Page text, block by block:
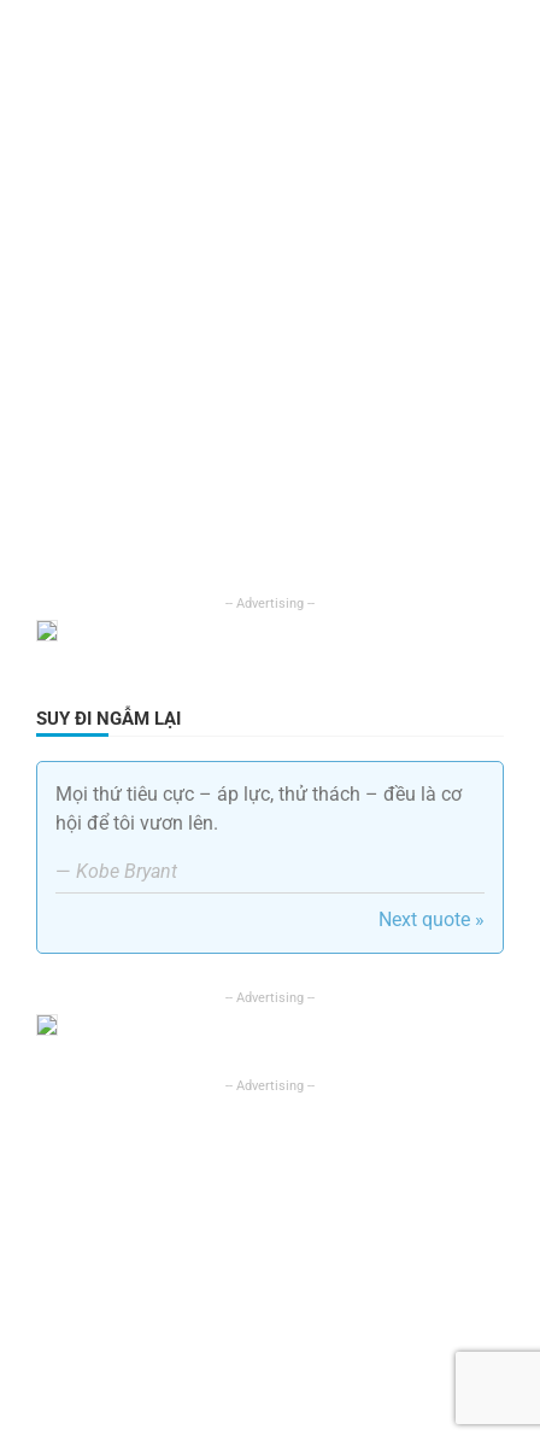
SUY ĐI NGẪM LẠI
Mọi thứ tiêu cực – áp lực, thử thách – đều là cơ
hội để tôi vươn lên.
— Kobe Bryant
Next quote »